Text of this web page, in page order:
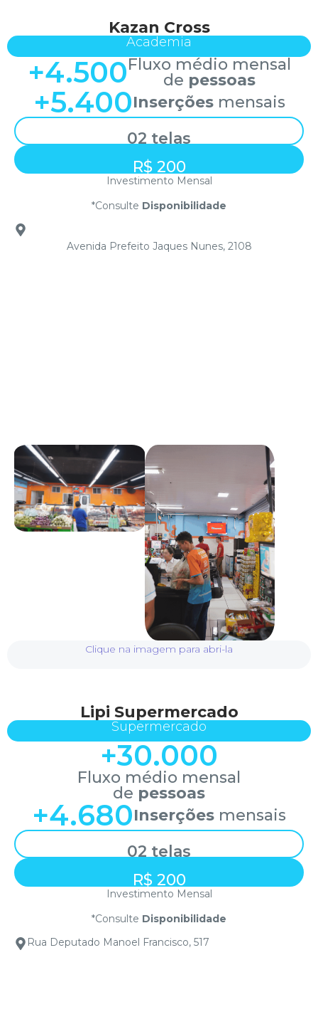
Kazan Cross
Academia
+4.500Fluxo médio mensal
de pessoas
+5.400Inserçõesmensais
02 telas
R$ 200
Investimento Mensal
*Consulte Disponibilidade
Avenida Prefeito Jaques Nunes, 2108
Lipi Supermercado
Supermercado
+30.000
Fluxo médio mensal
de pessoas
+4.680Inserções mensais
02 telas
R$ 200
Investimento Mensal
*Consulte Disponibilidade
Rua Deputado Manoel Francisco, 517
Clique na imagem para abri-la